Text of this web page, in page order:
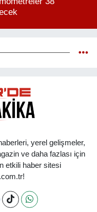
yerel gelişmeler,
ve daha fazlası için
etkili haber sitesi